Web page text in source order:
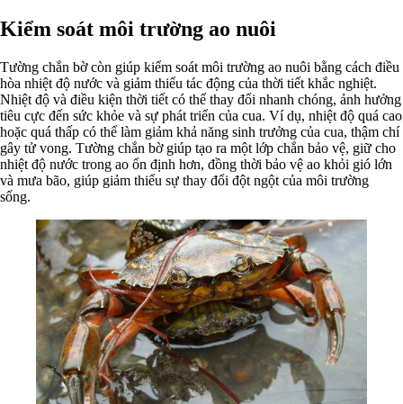
Kiểm soát môi trường ao nuôi
Tường chắn bờ còn giúp kiểm soát môi trường ao nuôi bằng cách điều
hòa nhiệt độ nước và giảm thiểu tác động của thời tiết khắc nghiệt.
Nhiệt độ và điều kiện thời tiết có thể thay đổi nhanh chóng, ảnh hưởng
tiêu cực đến sức khỏe và sự phát triển của cua. Ví dụ, nhiệt độ quá cao
hoặc quá thấp có thể làm giảm khả năng sinh trưởng của cua, thậm chí
gây tử vong. Tường chắn bờ giúp tạo ra một lớp chắn bảo vệ, giữ cho
nhiệt độ nước trong ao ổn định hơn, đồng thời bảo vệ ao khỏi gió lớn
và mưa bão, giúp giảm thiểu sự thay đổi đột ngột của môi trường
sống.